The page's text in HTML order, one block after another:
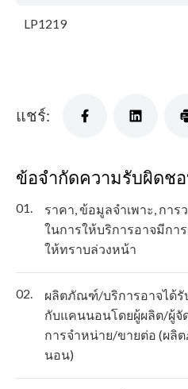
LP1219
แชร์:
ข้อจำกัดความรับผิดช
01.
ราคา, ข้อมูลจำเพาะ, กา
ในการให้บริการอาจมีกา
ให้ทราบล่วงหน้า
02.
ผลิตภัณฑ์/บริการอาจได้รั
กับแคนนอนโดยผู้ผลิต/ผู้จั
การจำหน่าย/ขายต่อ (ผ
นอน)